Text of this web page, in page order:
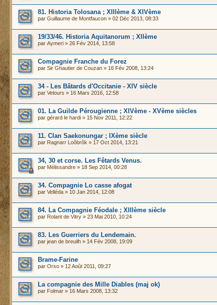
81. Historia Tolosana ; XIIIème & XIVème
par Guillaume de Montfaucon » 02 Déc 2013, 08:33
19/33/46. Historia Aquitanorum ; XIIème
par Aymeri » 26 Fév 2014, 13:58
Compagnie Franche du Forez
par Sir Ghautier de Couzan » 16 Fév 2008, 13:24
34 - Les Bâtards d'Occitanie - XIV siècle
par Velours » 16 Mars 2016, 12:58
01. La Guilde Pérougienne ; XIVème - XVème siècles
par gérard le hardi » 15 Nov 2011, 12:22
11. Clan Saekonungar ; IXème siècle
par Ragnarr Loôbrôk » 17 Oct 2014, 13:21
34, 30 et corse. Les Fêtards Venus.
par Mélissandre » 18 Sep 2014, 00:28
34. Compagnie Lo casse afogat
par Velléda » 10 Jan 2014, 12:08
84. La Compagnie Féodale ; XIIIème siècle
par Rolant de Vitry » 23 Mai 2010, 10:24
83. Les Guerriers du Lendemain.
par jean de breuilh » 14 Fév 2008, 19:09
Brame-Farine
par Orso » 12 Août 2011, 09:27
La compagnie des Mille Diables (maj ok)
par Folmar » 16 Mars 2008, 13:32